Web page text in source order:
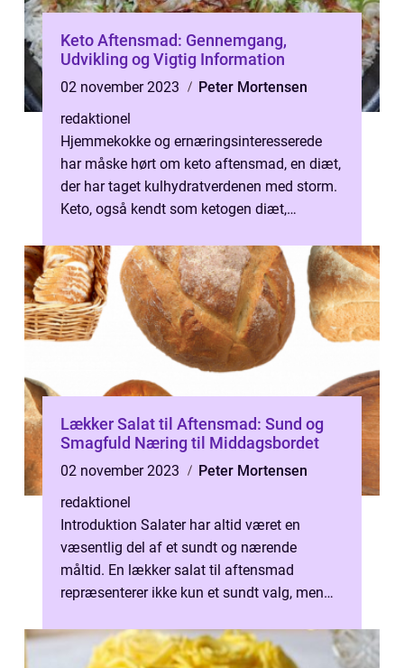
Keto Aftensmad: Gennemgang,
Udvikling og Vigtig Information
02 november 2023
Peter Mortensen
redaktionel
Hjemmekokke og ernæringsinteresserede
har måske hørt om keto aftensmad, en diæt,
der har taget kulhydratverdenen med storm.
Keto, også kendt som ketogen diæt,
kulhydratindtage...
Lækker Salat til Aftensmad: Sund og
Smagfuld Næring til Middagsbordet
02 november 2023
Peter Mortensen
redaktionel
Introduktion Salater har altid været en
væsentlig del af et sundt og nærende
måltid. En lækker salat til aftensmad
repræsenterer ikke kun et sundt valg, men
...